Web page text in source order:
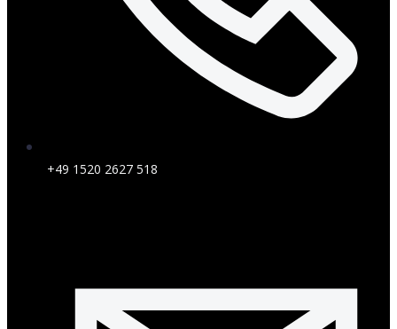
+49 1520 2627 518